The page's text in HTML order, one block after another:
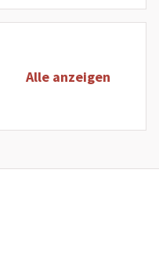
Alle anzeigen